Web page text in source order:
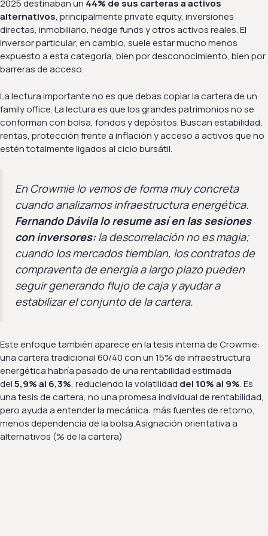
2025 destinaban un 44% de sus carteras a activos
alternativos, principalmente private equity, inversiones
directas, inmobiliario, hedge funds y otros activos reales. El
inversor particular, en cambio, suele estar mucho menos
expuesto a esta categoría, bien por desconocimiento, bien por
barreras de acceso.
La lectura importante no es que debas copiar la cartera de un
family office. La lectura es que los grandes patrimonios no se
conforman con bolsa, fondos y depósitos. Buscan estabilidad,
rentas, protección frente a inflación y acceso a activos que no
estén totalmente ligados al ciclo bursátil.
En Crowmie lo vemos de forma muy concreta
cuando analizamos infraestructura energética.
Fernando Dávila lo resume así en las sesiones
con inversores:la descorrelación no es magia;
cuando los mercados tiemblan, los contratos de
compraventa de energía a largo plazo pueden
seguir generando flujo de caja y ayudar a
estabilizar el conjunto de la cartera.
Este enfoque también aparece en la tesis interna de Crowmie:
una cartera tradicional 60/40 con un 15% de infraestructura
energética habría pasado de una rentabilidad estimada
del5,9% al 6,3%, reduciendo la volatilidad del 10% al 9%. Es
una tesis de cartera, no una promesa individual de rentabilidad,
pero ayuda a entender la mecánica: más fuentes de retorno,
menos dependencia de la bolsa.Asignación orientativa a
alternativos (% de la cartera)